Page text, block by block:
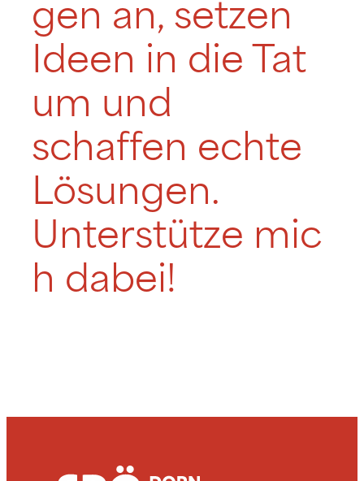
gen an, setzen
Ideen in die Tat
um und
schaffen echte
Lösungen.
Unterstütze mic
h dabei!